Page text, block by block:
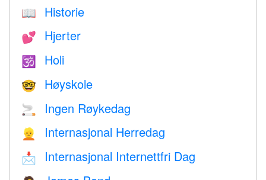
📖 Historie
💕 Hjerter
🕉 Holi
🤓 Høyskole
🚬 Ingen Røykedag
👱 Internasjonal Herredag
📩 Internasjonal Internettfri Dag